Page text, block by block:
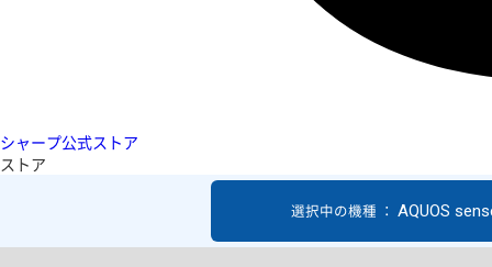
シャープ公式ストア
ストア
選択中の機種 ： AQUOS